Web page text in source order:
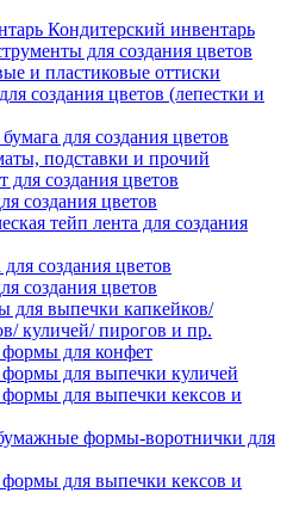
Кондитерский инвентарь
для создания цветов
и пластиковые оттиски
создания цветов (лепестки и
для создания цветов
подставки и прочий
для создания цветов
создания цветов
тейп лента для создания
создания цветов
создания цветов
выпечки капкейков/
куличей/ пирогов и пр.
для конфет
для выпечки куличей
для выпечки кексов и
формы-воротнички для
для выпечки кексов и